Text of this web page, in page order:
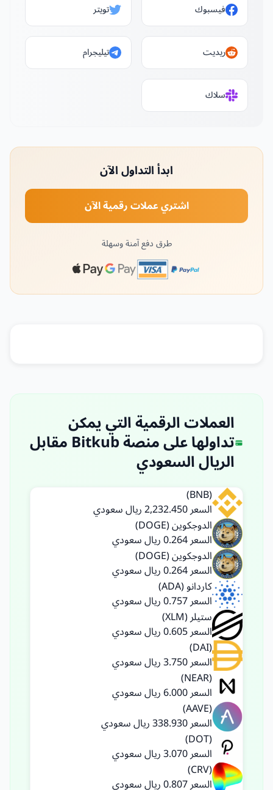
فيسبوك تويتر
ريديت تيليجرام
سلاك
ابدأ التداول الآن
اشتري عملات رقمية الآن
طرق دفع آمنة وسهلة
العملات الرقمية التي يمكن
تداولها على منصة Bitkub مقابل
الريال السعودي
(BNB)
السعر 2,232.450 ريال سعودي
الدوجكوين (DOGE)
السعر 0.264 ريال سعودي
الدوجكوين (DOGE)
السعر 0.264 ريال سعودي
كاردانو (ADA)
السعر 0.757 ريال سعودي
ستيلر (XLM)
السعر 0.605 ريال سعودي
(DAI)
السعر 3.750 ريال سعودي
(NEAR)
السعر 6.000 ريال سعودي
(AAVE)
السعر 338.930 ريال سعودي
(DOT)
السعر 3.070 ريال سعودي
(CRV)
السعر 0.807 ريال سعودي